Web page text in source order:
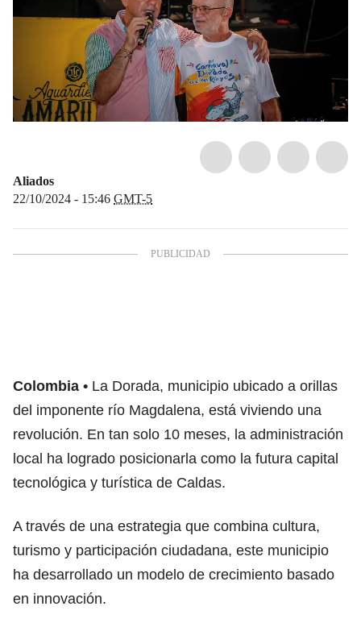
Aliados
22/10/2024 - 15:46 GMT-5
Colombia
La Dorada, municipio ubicado a orillas
del imponente río Magdalena, está viviendo una
revolución. En tan solo 10 meses, la administración
local ha logrado posicionarla como la futura capital
tecnológica y turística de Caldas.
A través de una estrategia que combina cultura,
turismo y participación ciudadana, este municipio
ha desarrollado un modelo de crecimiento basado
en innovación.